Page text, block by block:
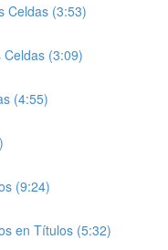
Celdas (3:53)
(3:09)
(4:55)
(9:24)
en Títulos (5:32)